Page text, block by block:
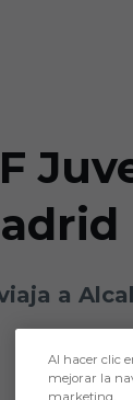
a
Al hacer clic
mejorar la
marketing.